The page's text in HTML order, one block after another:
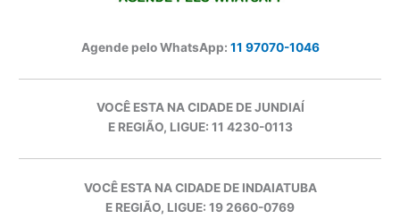
Agende pelo WhatsApp: 11 97070-1046
VOCÊ ESTA NA CIDADE DE JUNDIAÍ
E REGIÃO, LIGUE: 11 4230-0113
VOCÊ ESTA NA CIDADE DE INDAIATUBA
E REGIÃO, LIGUE: 19 2660-0769